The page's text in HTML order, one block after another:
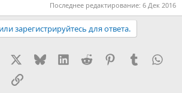
Последнее редактирование: 6 Дек 2016
зарегистрируйтесь для ответа.
FacebookX (Twitter)
BlueskyLinkedInReddit PinterestTumblr
почта
Ссылка